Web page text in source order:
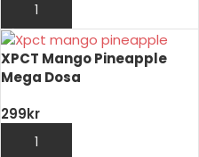
LÄGG TILL I VARUKORG
XPCT Mango Pineapple
Mega Dosa
299kr
LÄGG TILL I VARUKORG